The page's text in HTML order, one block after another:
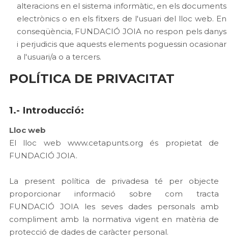
alteracions en el sistema informàtic, en els documents
electrònics o en els fitxers de l'usuari del lloc web. En
conseqüència, FUNDACIÓ JOIA no respon pels danys
i perjudicis que aquests elements poguessin ocasionar
a l'usuari/a o a tercers.
POLÍTICA DE PRIVACITAT
1.- Introducció:
Lloc web
El lloc web www.cetapunts.org és propietat de
FUNDACIÓ JOIA.
La present política de privadesa té per objecte
proporcionar informació sobre com tracta
FUNDACIÓ JOIA les seves dades personals amb
compliment amb la normativa vigent en matèria de
protecció de dades de caràcter personal.